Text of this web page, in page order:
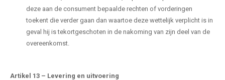
deze aan de consument bepaalde rechten of vorderingen
toekent die verder gaan dan waartoe deze wettelijk verplicht is in
geval hij is tekortgeschoten in de nakoming van zijn deel van de
overeenkomst.
Artikel 13 – Levering en uitvoering